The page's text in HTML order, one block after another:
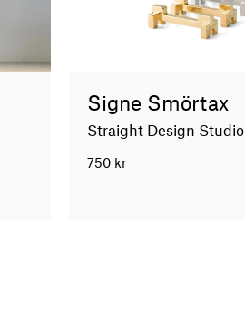
Signe Smörtax
Straight Design Studio
750 kr